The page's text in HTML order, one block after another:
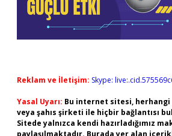
Reklam ve İletişim: Skype:
Yasal Uyarı: Bu internet sitesi,
veya şahıs şirketi ile hiçbir bağlantısı
Sitede yalnızca kendi hazırladığımız
paylaşılmaktadır. Burada yer alan